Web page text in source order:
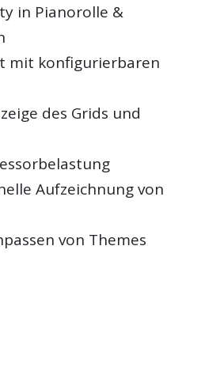
in Pianorolle &
mit konfigurierbaren
des Grids und
Aufzeichnung von
von Themes